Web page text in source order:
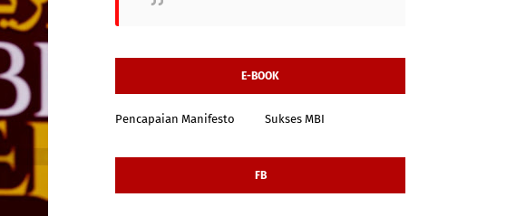
E-BOOK
Pencapaian Manifesto Sukses MBI
FB